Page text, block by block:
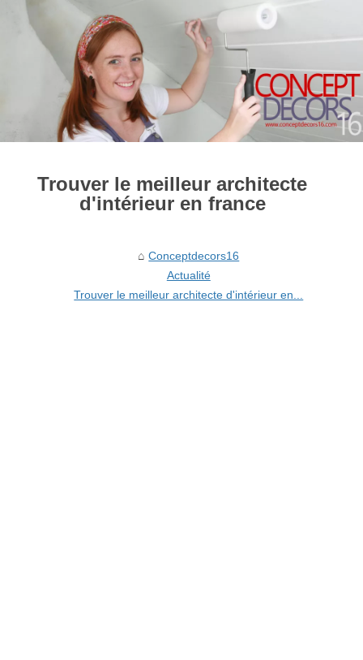
Trouver le meilleur architecte
d'intérieur en france
Conceptdecors16
Actualité
Trouver le meilleur architecte d'intérieur en...